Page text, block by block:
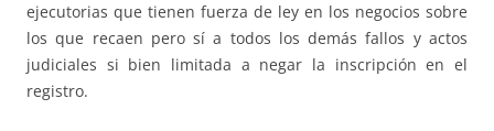
ejecutorias que tienen fuerza de ley en los negocios sobre
los que recaen pero sí a todos los demás fallos y actos
judiciales si bien limitada a negar la inscripción en el
registro.